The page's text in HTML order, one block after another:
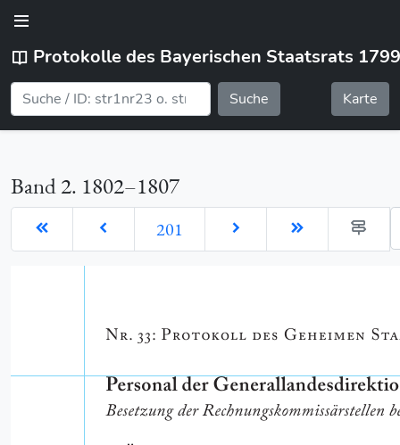
Protokolle des Bayerischen Staatsrats
Suche Karte
Band 2. 1802–1807
201